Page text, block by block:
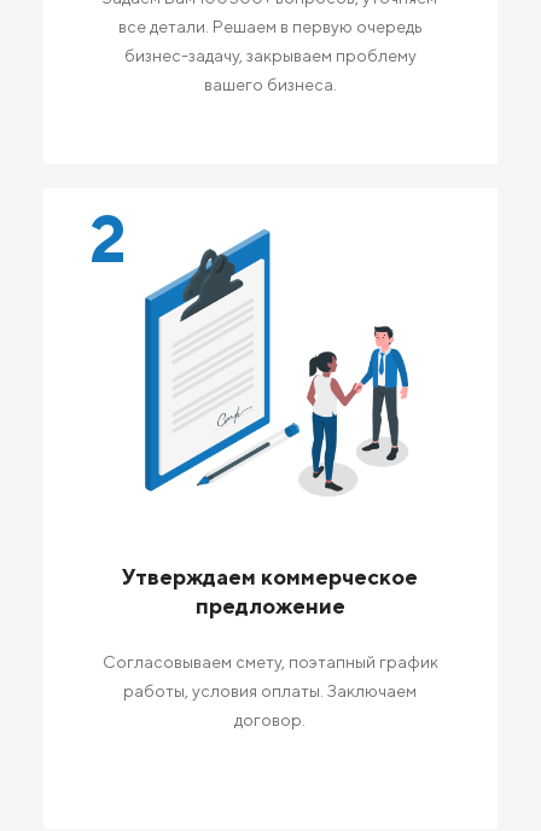
все детали. Решаем в первую очередь
бизнес-задачу, закрываем проблему
вашего бизнеса.
2
Утверждаем коммерческое
предложение
Согласовываем смету, поэтапный график
работы, условия оплаты. Заключаем
договор.